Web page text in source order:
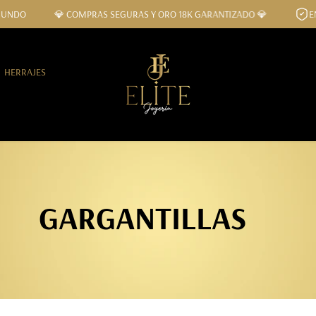
💎 COMPRAS SEGURAS Y ORO 18K GARANTIZADO 💎
HERRAJES
GARGANTILLAS